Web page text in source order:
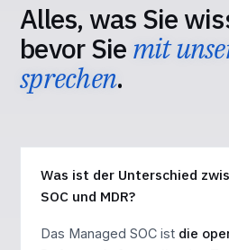
Alles, was Sie
bevor Sie mit
sprechen.
Was ist der Unterschied
SOC und MDR?
Das Managed SOC ist die